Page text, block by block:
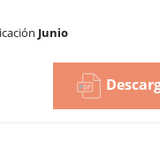
Junio